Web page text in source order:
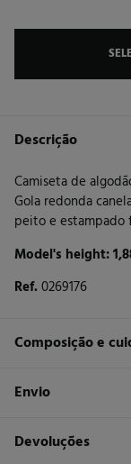
Descrição
Camiseta de
Gola redonda
peito e estampado
Model's height:
Ref.0269176
Composição e
Composição
Cuidados
Envio
STANDARD
Devoluções